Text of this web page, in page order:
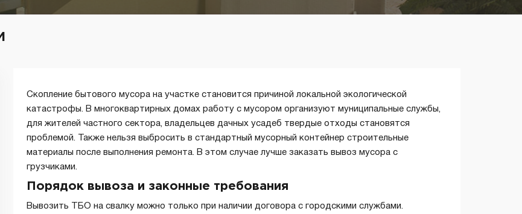
Скопление бытового мусора на участке становится причиной локальной экологической
катастрофы. В многоквартирных домах работу с мусором организуют муниципальные службы,
для жителей частного сектора, владельцев дачных усадеб твердые отходы становятся
проблемой. Также нельзя выбросить в стандартный мусорный контейнер строительные
материалы после выполнения ремонта. В этом случае лучше заказать вывоз мусора с
грузчиками.
Порядок вывоза и законные требования
Вывозить ТБО на свалку можно только при наличии договора с городскими службами.